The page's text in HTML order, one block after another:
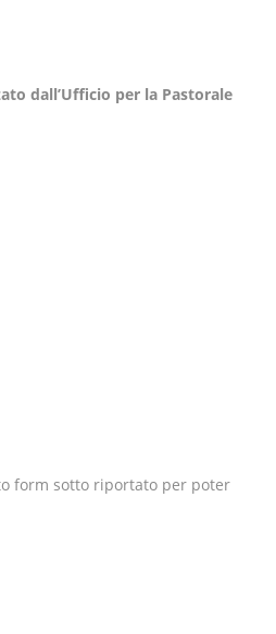
dall’Ufficio per la Pastorale
form sotto riportato per poter